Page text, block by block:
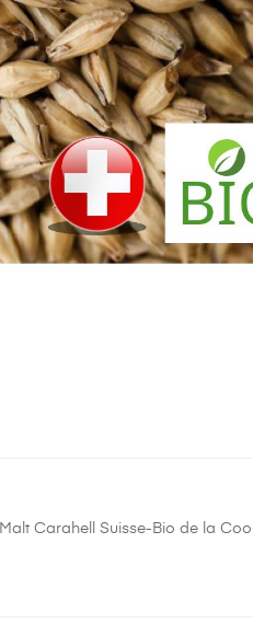
Malt Carahell Suisse-Bio de la